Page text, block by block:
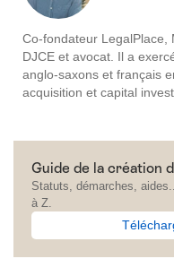
Co-fondateur LegalPlace,
DJCE et avocat. Il a
anglo-saxons et français
acquisition et capital
Guide de la création
Statuts, démarches,
à Z.